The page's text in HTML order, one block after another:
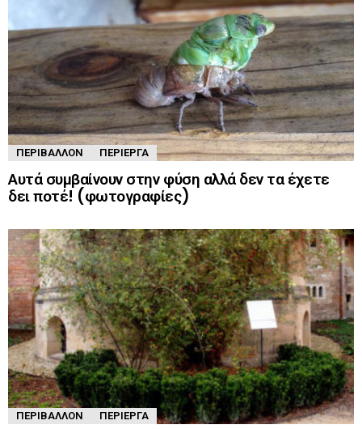
ΠΕΡΙΒΆΛΛΟΝ ΠΕΡΊΕΡΓΑ
Αυτά συμβαίνουν στην φύση αλλά δεν τα έχετε
δει ποτέ! (φωτογραφίες)
ΠΕΡΙΒΆΛΛΟΝ ΠΕΡΊΕΡΓΑ